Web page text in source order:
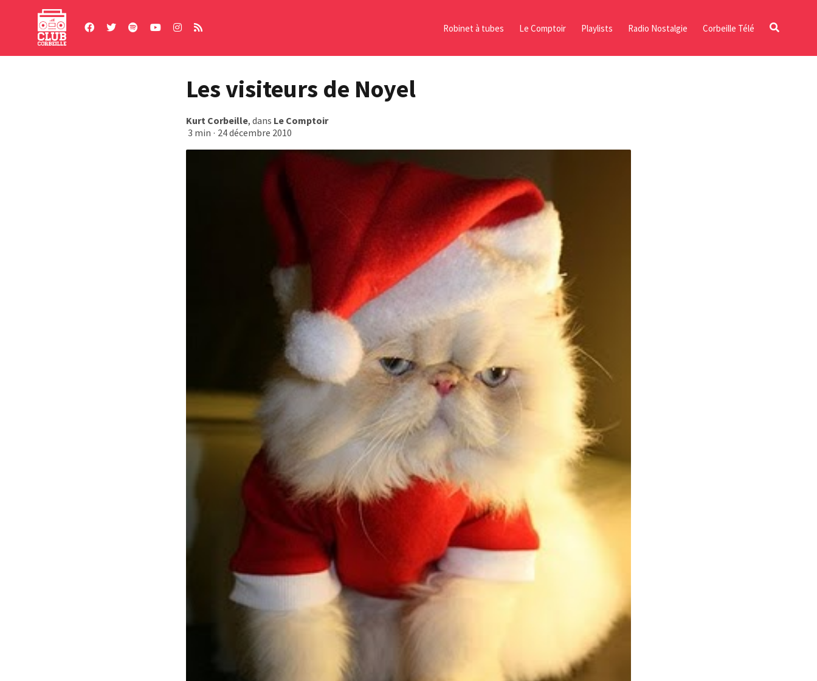
Robinet à tubes Le Comptoir Playlists Radio Nostalgie Corbeille Télé
Les visiteurs de Noyel
Kurt Corbeille, dans Le Comptoir
3 min · 24 décembre 2010